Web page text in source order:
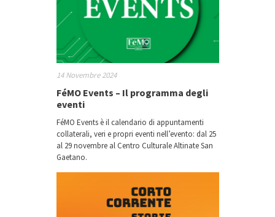
14 Novembre 2024
FéMO Events – Il programma degli
eventi
FéMO Events è il calendario di appuntamenti
collaterali, veri e propri eventi nell’evento: dal 25
al 29 novembre al Centro Culturale Altinate San
Gaetano.